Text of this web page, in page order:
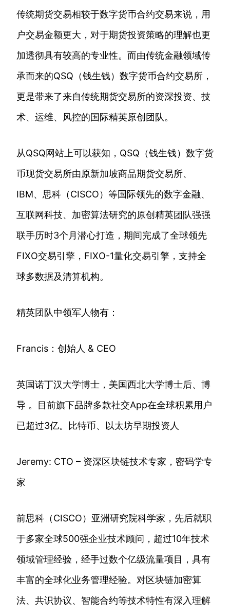
传统期货交易相较于数字货币合约交易来说，用
户交易金额更大，对于期货投资策略的理解也更
加透彻具有较高的专业性。而由传统金融领域传
承而来的QSQ（钱生钱）数字货币合约交易所，
更是带来了来自传统期货交易所的资深投资、技
术、运维、风控的国际精英原创团队。
从QSQ网站上可以获知，QSQ（钱生钱）数字货
币现货交易所由原新加坡商品期货交易所、
IBM、思科（CISCO）等国际领先的数字金融、
互联网科技、加密算法研究的原创精英团队强强
联手历时3个月潜心打造，期间完成了全球领先
FIXO交易引擎，FIXO-1量化交易引擎，支持全
球多数据及清算机构。
精英团队中领军人物有：
Francis：创始人 & CEO
英国诺丁汉大学博士，美国西北大学博士后、博
导 。目前旗下品牌多款社交App在全球积累用户
已超过3亿。比特币、以太坊早期投资人
Jeremy: CTO – 资深区块链技术专家，密码学专
家
前思科（CISCO）亚洲研究院科学家，先后就职
于多家全球500强企业技术顾问，超过10年技术
领域管理经验，经手过数个亿级流量项目，具有
丰富的全球化业务管理经验。对区块链加密算
法、共识协议、智能合约等技术特性有深入理解